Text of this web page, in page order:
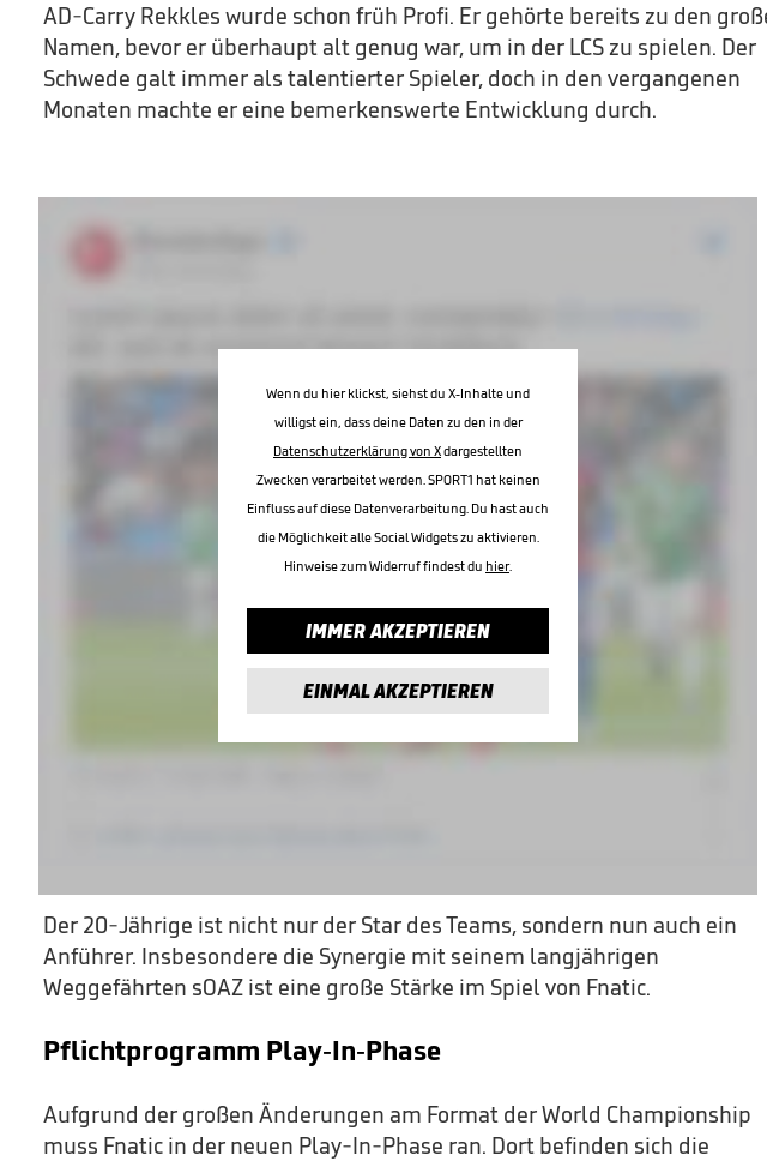
AD-Carry Rekkles wurde schon früh Profi. Er gehörte bereits zu den
Namen, bevor er überhaupt alt genug war, um in der LCS zu spielen. Der
Schwede galt immer als talentierter Spieler, doch in den vergangenen
Monaten machte er eine bemerkenswerte Entwicklung durch.
Wenn du hier klickst, siehst du X-Inhalte und
willigst ein, dass deine Daten zu den in der
Datenschutzerklärung von Xdargestellten
Zwecken verarbeitet werden. SPORT1 hat keinen
Einfluss auf diese Datenverarbeitung. Du hast auch
die Möglichkeit alle Social Widgets zu aktivieren.
Hinweise zum Widerruf findest du hier.
IMMER AKZEPTIEREN
EINMAL AKZEPTIEREN
Der 20-Jährige ist nicht nur der Star des Teams, sondern nun auch ein
Anführer. Insbesondere die Synergie mit seinem langjährigen
Weggefährten sOAZ ist eine große Stärke im Spiel von Fnatic.
Pflichtprogramm Play-In-Phase
Aufgrund der großen Änderungen am Format der World Championship
muss Fnatic in der neuen Play-In-Phase ran. Dort befinden sich die